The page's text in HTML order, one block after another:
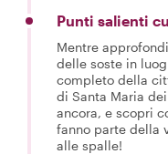
Punti salienti
Mentre
delle soste in
completo della
di Santa Maria
ancora, e scopri
fanno parte della
alle spalle!